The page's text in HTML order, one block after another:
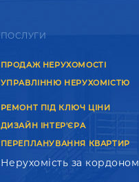
ПОСЛУГИ
ПРОДАЖ НЕРУХОМОСТІ
УПРАВЛІННЮ НЕРУХОМІСТЮ
РЕМОНТ ПІД КЛЮЧ ЦІНИ
ДИЗАЙН ІНТЕР'ЄРА
ПЕРЕПЛАНУВАННЯ КВАРТИР
Нерухомість за кордоном